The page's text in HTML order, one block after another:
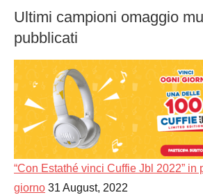
Ultimi campioni omaggio
pubblicati
“Con Estathé vinci Cuffie Jbl 2022” in
giorno 31 August, 2022